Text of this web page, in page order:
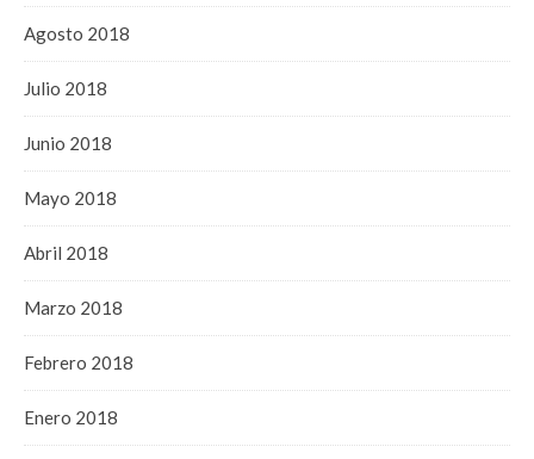
Agosto 2018
Julio 2018
Junio 2018
Mayo 2018
Abril 2018
Marzo 2018
Febrero 2018
Enero 2018